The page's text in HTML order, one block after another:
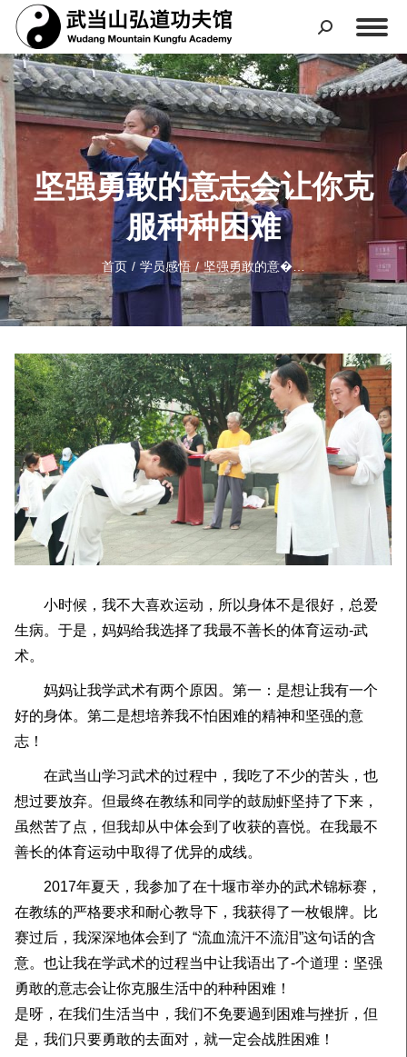
坚强勇敢的意志会让你克
服种种困难
您在这里： 首页 学员感悟 坚强勇敢的意�…
小时候，我不大喜欢运动，所以身体不是很好，总爱
生病。于是，妈妈给我选择了我最不善长的体育运动-武
术。
妈妈让我学武术有两个原因。第一：是想让我有一个
好的身体。第二是想培养我不怕困难的精神和坚强的意
志！
在武当山学习武术的过程中，我吃了不少的苦头，也
想过要放弃。但最终在教练和同学的鼓励虾坚持了下来，
虽然苦了点，但我却从中体会到了收获的喜悦。在我最不
善长的体育运动中取得了优异的成线。
2017年夏天，我参加了在十堰市举办的武术锦标赛，
在教练的严格要求和耐心教导下，我获得了一枚银牌。比
赛过后，我深深地体会到了 “流血流汗不流泪”这句话的含
意。也让我在学武术的过程当中让我语出了-个道理：坚强
勇敢的意志会让你克服生活中的种种困难！
是呀，在我们生活当中，我们不免要過到困难与挫折，但
是，我们只要勇敢的去面对，就一定会战胜困难！